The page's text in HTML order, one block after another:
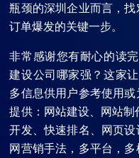
瓶颈的深圳企业而言，
订单爆发的关键一步。
非常感谢您有耐心的读
建设公司哪家强？这家
多信息供用户参考使用
提供：网站建设、网站制
开发、快速排名、网页
网营销手法，多平台，